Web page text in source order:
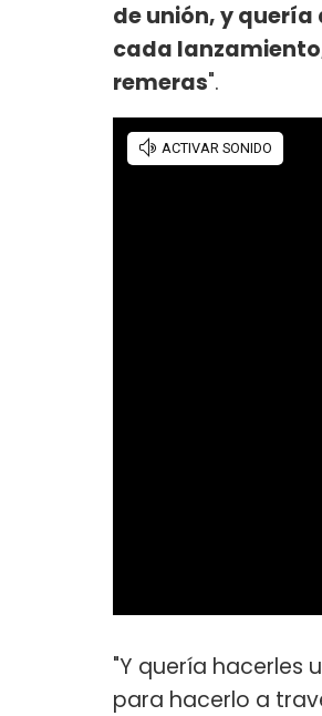
de unión, y
cada
remeras".
"Y quería hacerles
para hacerlo a